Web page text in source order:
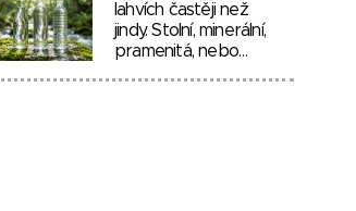
lahvích častěji než
jindy. Stolní, minerální,
pramenitá, nebo…